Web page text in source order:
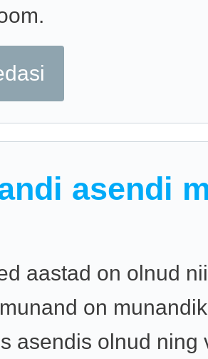
asendi
aastad on olnud
on
asendis olnud ning